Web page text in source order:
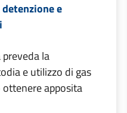
e
la
e utilizzo di gas
apposita